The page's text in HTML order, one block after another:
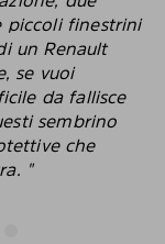
piccoli finestrini
un Renault
se vuoi
da fallisce
sembrino
che
"